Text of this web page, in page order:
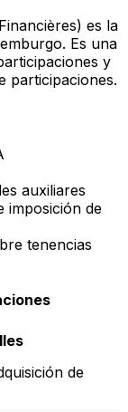
es la
Es una
y
participaciones.
auxiliares
imposición de
tenencias
de